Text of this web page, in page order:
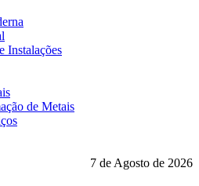
Instalações
de Metais
7 de Agosto de 2026